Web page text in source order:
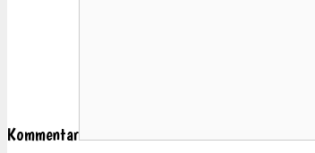
Kommentar